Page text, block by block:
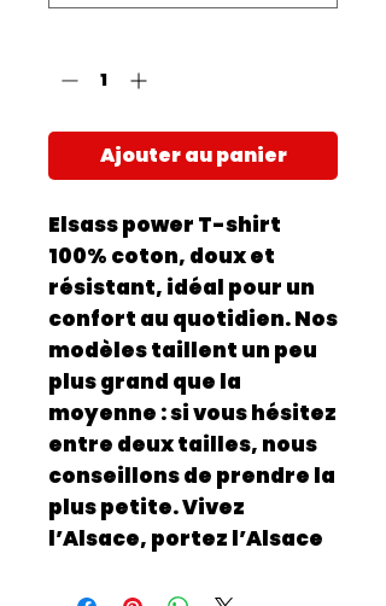
Ajouter au panier
Elsass power T-shirt
100% coton, doux et
résistant, idéal pour un
confort au quotidien. Nos
modèles taillent un peu
plus grand que la
moyenne : si vous hésitez
entre deux tailles, nous
conseillons de prendre la
plus petite. Vivez
l’Alsace, portez l’Alsace